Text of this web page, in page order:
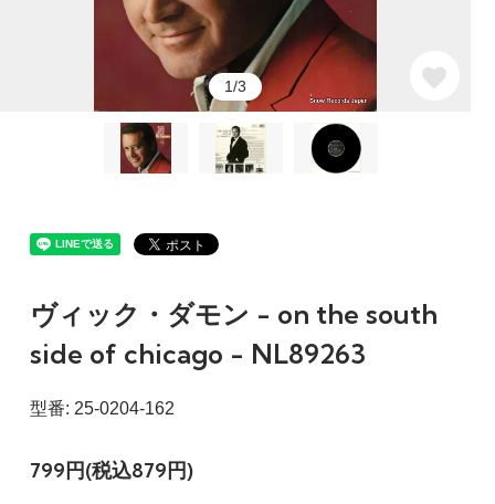
1/3
ヴィック・ダモン - on the south
side of chicago - NL89263
型番: 25-0204-162
799円(税込879円)